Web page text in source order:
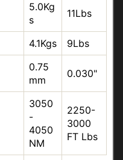
5.0Kg
s
11Lbs
4.1Kgs 9Lbs
0.75
mm
0.030"
3050
-
4050
NM
2250-
3000
FT Lbs